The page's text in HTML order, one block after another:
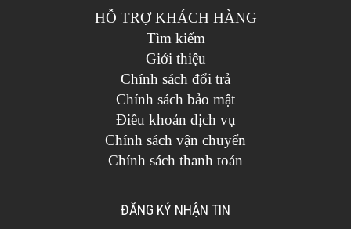
HỖ TRỢ KHÁCH HÀNG
Tìm kiếm
Giới thiệu
Chính sách đổi trả
Chính sách bảo mật
Điều khoản dịch vụ
Chính sách vận chuyển
Chính sách thanh toán
ĐĂNG KÝ NHẬN TIN